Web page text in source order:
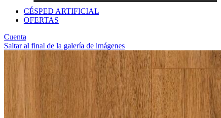
CÉSPED ARTIFICIAL
OFERTAS
Cuenta
Saltar al final de la galería de imágenes